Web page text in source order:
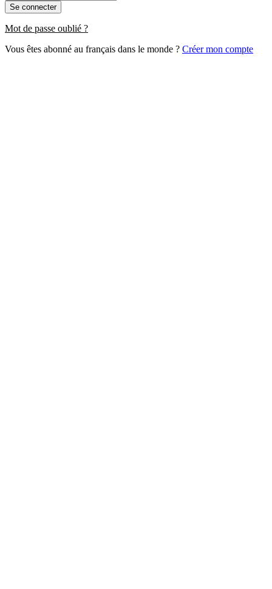
Se connecter
Mot de passe oublié ?
Vous êtes abonné au français dans le monde ? Créer mon compte